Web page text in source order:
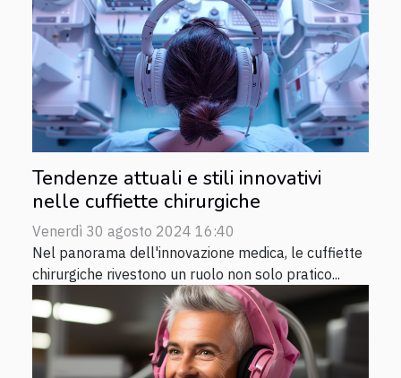
Tendenze attuali e stili innovativi
nelle cuffiette chirurgiche
Venerdì 30 agosto 2024 16:40
Nel panorama dell'innovazione medica, le cuffiette
chirurgiche rivestono un ruolo non solo pratico...